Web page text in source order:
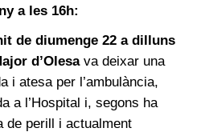
a les 16h:
de diumenge 22 a dilluns
d’Olesava deixar una
i atesa per l’ambulància,
a l’Hospital i, segons ha
de perill i actualment